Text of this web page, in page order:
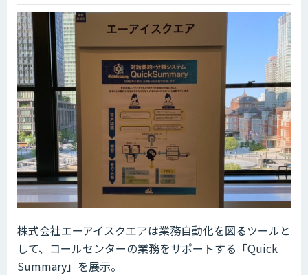
株式会社エーアイスクエアは業務自動化を図るツールと
して、コールセンターの業務をサポートする「Quick
Summary」を展示。